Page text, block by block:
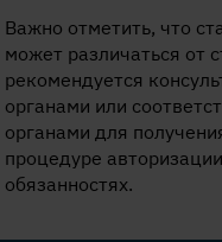
Важно отметить, что
может различаться от
рекомендуется
органами или
органами для
процедуре
обязанностях.